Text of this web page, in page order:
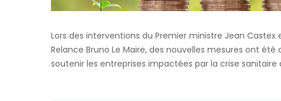
Lors des interventions du Premier ministre Jean Castex
Relance Bruno Le Maire, des nouvelles mesures ont
soutenir les entreprises impactées par la crise sanitaire